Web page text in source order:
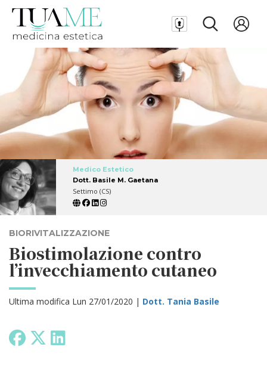
Medico Estetico
Dott. Basile M. Gaetana
Settimo (CS)
BIORIVITALIZZAZIONE
Biostimolazione contro
l’invecchiamento cutaneo
Ultima modifica Lun 27/01/2020 | Dott. Tania Basile